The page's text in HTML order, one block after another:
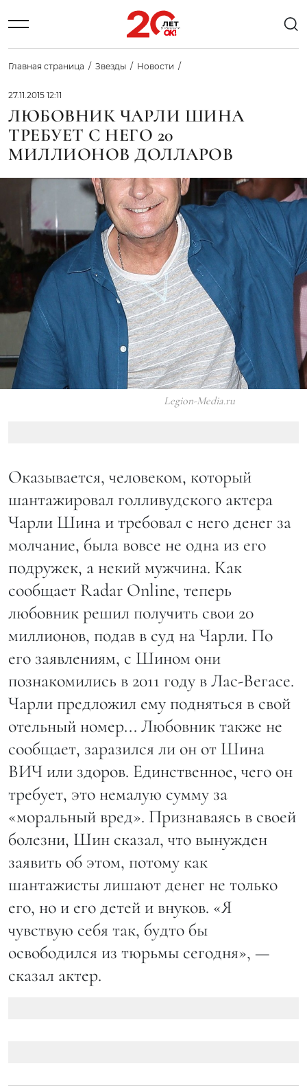
Главная страница Звезды Новости
27.11.2015 12:11
ЛЮБОВНИК ЧАРЛИ ШИНА
ТРЕБУЕТ С НЕГО 20
МИЛЛИОНОВ ДОЛЛАРОВ
Legion-Media.ru
Оказывается, человеком, который
шантажировал голливудского актера
Чарли Шина и требовал с него денег за
молчание, была вовсе не одна из его
подружек, а некий мужчина. Как
сообщает Radar Online, теперь
любовник решил получить свои 20
миллионов, подав в суд на Чарли. По
его заявлениям, с Шином они
познакомились в 2011 году в Лас-Вегасе.
Чарли предложил ему подняться в свой
отельный номер... Любовник также не
сообщает, заразился ли он от Шина
ВИЧ или здоров. Единственное, чего он
требует, это немалую сумму за
«моральный вред». Признаваясь в своей
болезни, Шин сказал, что вынужден
заявить об этом, потому как
шантажисты лишают денег не только
его, но и его детей и внуков. «Я
чувствую себя так, будто бы
освободился из тюрьмы сегодня», —
сказал актер.